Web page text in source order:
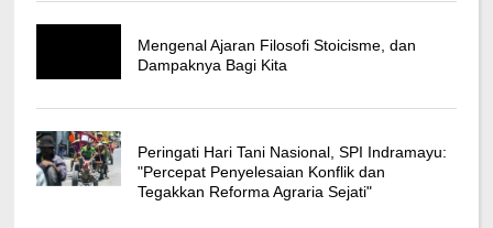
Mengenal Ajaran Filosofi Stoicisme, dan
Dampaknya Bagi Kita
Peringati Hari Tani Nasional, SPI Indramayu:
"Percepat Penyelesaian Konflik dan
Tegakkan Reforma Agraria Sejati"